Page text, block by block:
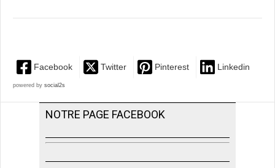
Facebook Twitter Pinterest Linkedin
powered by social2s
NOTRE PAGE FACEBOOK